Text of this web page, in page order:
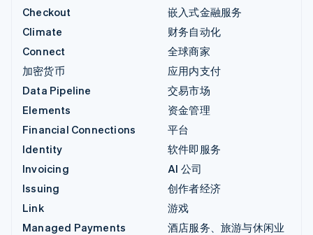
Checkout
Climate
Connect
加密货币
Data Pipeline
Elements
Financial Connections
Identity
Invoicing
Issuing
Link
Managed Payments
嵌入式金融服务
财务自动化
全球商家
应用内支付
交易市场
资金管理
平台
软件即服务
AI 公司
创作者经济
游戏
酒店服务、旅游与休闲业